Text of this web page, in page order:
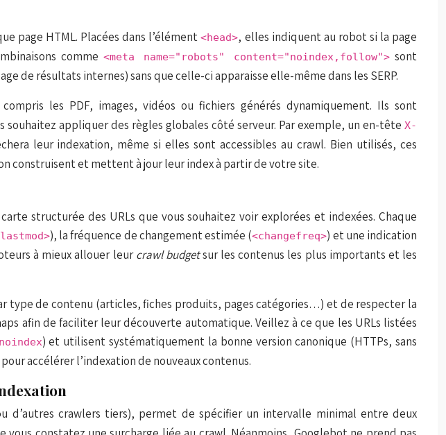
page HTML. Placées dans l’élément<head>, elles indiquent au robot si la page
comme<meta name="robots" content="noindex,follow"> sont
de résultats internes) sans que celle-ci apparaisse elle-même dans les SERP.
les PDF, images, vidéos ou fichiers générés dynamiquement. Ils sont
appliquer des règles globales côté serveur. Par exemple, un en-tête X-
leur indexation, même si elles sont accessibles au crawl. Bien utilisés, ces
construisent et mettent à jour leur index à partir de votre site.
structurée des URLs que vous souhaitez voir explorées et indexées. Chaque
), la fréquence de changement estimée (<changefreq>) et une indication
à mieux allouer leurcrawl budgetsur les contenus les plus importants et les
type de contenu (articles, fiches produits, pages catégories…) et de respecter la
afin de faciliter leur découverte automatique. Veillez à ce que les URLs listées
noindex) et utilisent systématiquement la bonne version canonique (HTTPs, sans
accélérer l’indexation de nouveaux contenus.
d’autres crawlers tiers), permet de spécifier un intervalle minimal entre deux